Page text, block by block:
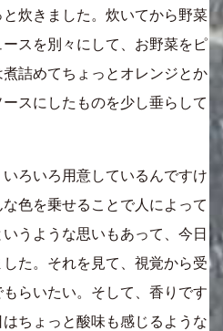
炊きました。炊いてから野菜
スを別々にして、お野菜をピ
詰めてちょっとオレンジとか
スにしたものを少し垂らして
ろいろ用意しているんですけ
色を乗せることで人によって
うような思いもあって、今日
た。それを見て、視覚から受
らいたい。そして、香りです
ちょっと酸味も感じるような